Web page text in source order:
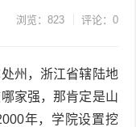
浏览：823 评论：0
州，浙江省辖陆地
家强，那肯定是山
年，学院设置挖